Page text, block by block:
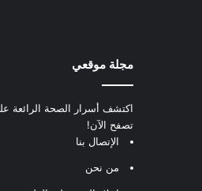
مجلة موقعي
اكتشف أسرار الصحة الرائعة
تصفح الآن!
الإتصال بنا
من نحن